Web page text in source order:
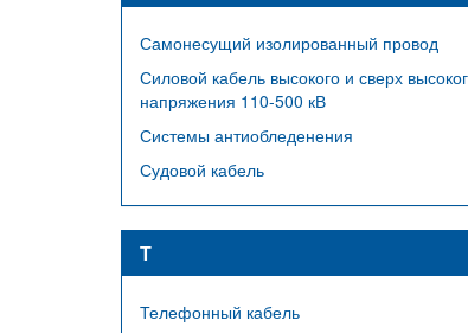
Самонесущий изолированный провод
Силовой кабель высокого и сверх
напряжения 110-500 кВ
Системы антиобледенения
Судовой кабель
Т
Телефонный кабель